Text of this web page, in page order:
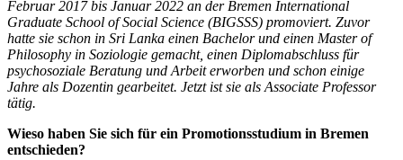
Februar 2017 bis Januar 2022 an der Bremen International
Graduate School of Social Science (BIGSSS) promoviert. Zuvor
hatte sie schon in Sri Lanka einen Bachelor und einen Master of
Philosophy in Soziologie gemacht, einen Diplomabschluss für
psychosoziale Beratung und Arbeit erworben und schon einige
Jahre als Dozentin gearbeitet. Jetzt ist sie als Associate Professor
tätig.
Wieso haben Sie sich für ein Promotionsstudium in Bremen
entschieden?